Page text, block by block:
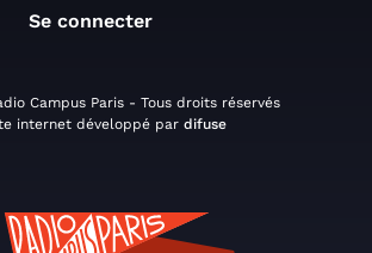
Se connecter
Campus Paris - Tous droits réservés
internet développé par difuse